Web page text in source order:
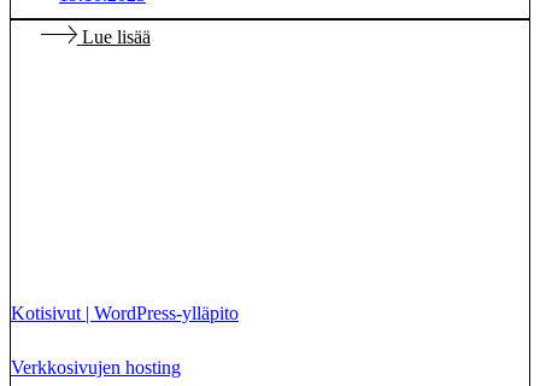
Lue lisää
Kotisivut | WordPress-ylläpito
Verkkosivujen hosting